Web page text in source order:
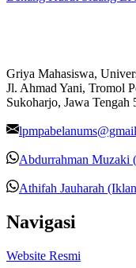
Griya Mahasiswa,
Jl. Ahmad Yani, Tromol
Sukoharjo, Jawa Tengah
Abdurrahman Muzaki
Athifah Jauharah
Navigasi
Website Resmi